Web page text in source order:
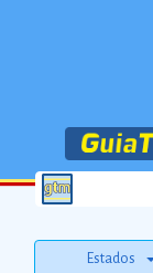
Estados